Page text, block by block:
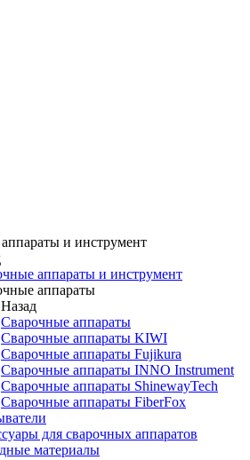
и инструмент
аппараты и инструмент
аппараты
Назад
Сварочные аппараты
Сварочные аппараты KIWI
Сварочные аппараты Fujikura
Сварочные аппараты INNO Instrument
Сварочные аппараты ShinewayTech
Cварочные аппараты FiberFox
для сварочных аппаратов
материалы